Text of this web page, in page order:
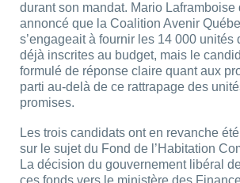
durant son mandat. Mario Laframboise
annoncé que la Coalition Avenir
s’engageait à fournir les 14 000 unités
déjà inscrites au budget, mais le
formulé de réponse claire quant aux
parti au-delà de ce rattrapage des
promises.
Les trois candidats ont en revanche
sur le sujet du Fond de l’Habitation
La décision du gouvernement libéral
ces fonds vers le ministère des